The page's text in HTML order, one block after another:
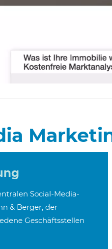
Social-Media-
& Berger, der
Geschäftsstellen